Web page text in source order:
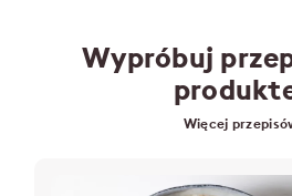
Wypróbuj
Więcej